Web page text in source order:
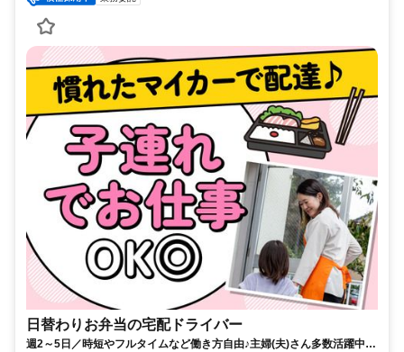
日替わりお弁当の宅配ドライバー
週2～5日／時短やフルタイムなど働き方自由♪主婦(夫)さん多数活躍中！